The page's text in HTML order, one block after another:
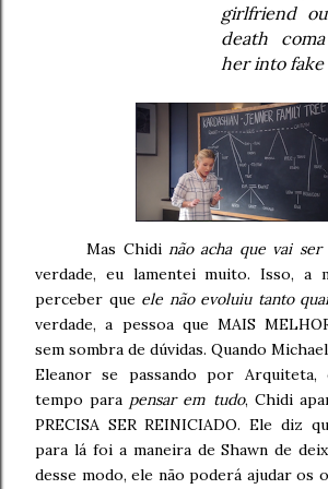
girlfriend
death
her into fake
Mas Chidinão acha que vai
verdade, eu lamentei muito. Isso, a
perceber que ele não evoluiu tanto
verdade, a pessoa que MAIS
sem sombra de dúvidas. Quando
Eleanor se passando por
tempo para pensar em tudo, Chidi
PRECISA SER REINICIADO. Ele diz
para lá foi a maneira de Shawn de
desse modo, ele não poderá ajudar os